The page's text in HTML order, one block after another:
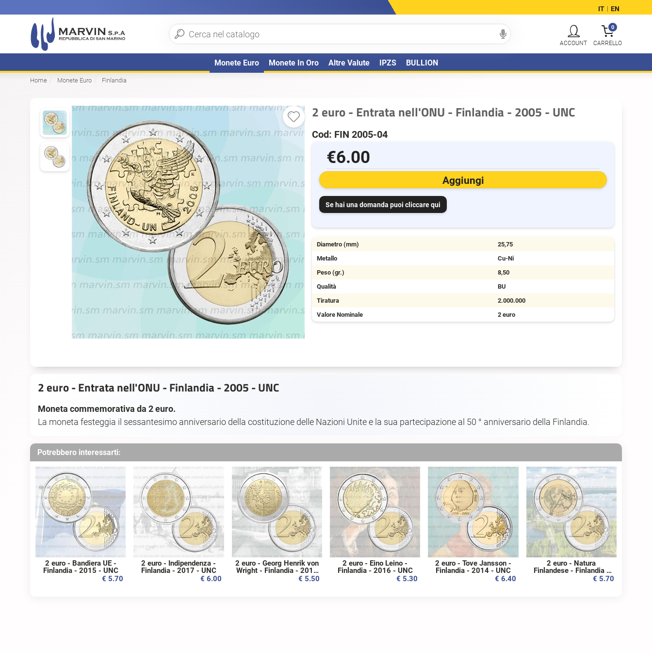
IT | EN
Monete Euro Monete In Oro Altre Valute IPZS BULLION
0
Home Monete Euro Finlandia
2 euro - Entrata nell'ONU - Finlandia - 2005 - UNC
Cod: FIN 2005-04
€6.00
Aggiungi
Se hai una domanda puoi cliccare qui
Diametro (mm)
25,75
Metallo
Cu-Ni
Peso (gr.)
8,50
Qualità
BU
Tiratura
2.000.000
Valore Nominale
2 euro
2 euro - Entrata nell'ONU - Finlandia - 2005 - UNC
Moneta commemorativa da 2 euro.
La moneta festeggia il sessantesimo anniversario della costituzione delle Nazioni Unite e la sua partecipazione al 50 ° anniversario della Finlandia.
Potrebbero interessarti:
2 euro - Bandiera UE -
Finlandia - 2015 - UNC
€ 5.70
2 euro - Indipendenza -
Finlandia - 2017 - UNC
€ 6.00
2 euro - Georg Henrik von
Wright - Finlandia - 2016
€ 5.50
2 euro - Eino Leino -
Finlandia - 2016 - UNC
€ 5.30
2 euro - Tove Jansson -
Finlandia - 2014 - UNC
€ 6.40
2 euro - Natura
Finlandese - Finlandia -
€ 5.70